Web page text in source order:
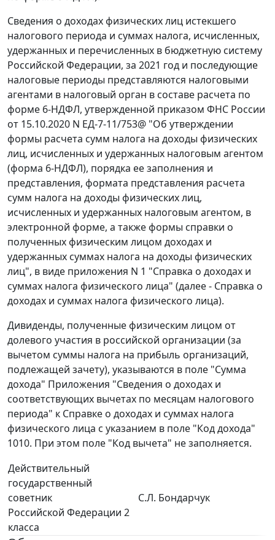
Сведения о доходах физических лиц истекшего
налогового периода и суммах налога, исчисленных,
удержанных и перечисленных в бюджетную систему
Российской Федерации, за 2021 год и последующие
налоговые периоды представляются налоговыми
агентами в налоговый орган в составе расчета по
форме 6-НДФЛ, утвержденной приказом ФНС России
от 15.10.2020 N ЕД-7-11/753@ "Об утверждении
формы расчета сумм налога на доходы физических
лиц, исчисленных и удержанных налоговым агентом
(форма 6-НДФЛ), порядка ее заполнения и
представления, формата представления расчета
сумм налога на доходы физических лиц,
исчисленных и удержанных налоговым агентом, в
электронной форме, а также формы справки о
полученных физическим лицом доходах и
удержанных суммах налога на доходы физических
лиц", в виде приложения N 1 "Справка о доходах и
суммах налога физического лица" (далее - Справка о
доходах и суммах налога физического лица).
Дивиденды, полученные физическим лицом от
долевого участия в российской организации (за
вычетом суммы налога на прибыль организаций,
подлежащей зачету), указываются в поле "Сумма
дохода" Приложения "Сведения о доходах и
соответствующих вычетах по месяцам налогового
периода" к Справке о доходах и суммах налога
физического лица с указанием в поле "Код дохода"
1010. При этом поле "Код вычета" не заполняется.
Действительный
государственный
советник
Российской Федерации 2
класса
С.Л. Бондарчук